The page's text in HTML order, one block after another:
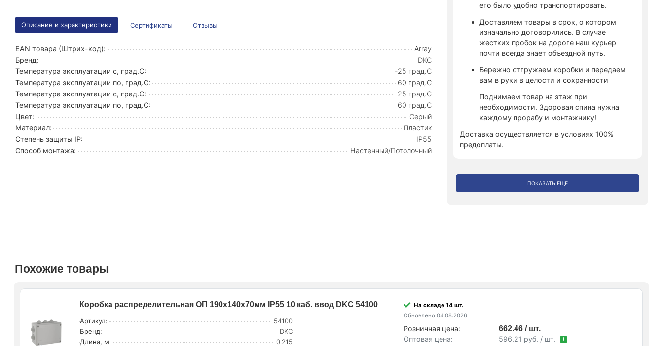
его было удобно транспортировать.
Доставляем товары в срок, о котором
изначально договорились. В случае
жестких пробок на дороге наш курьер
почти всегда знает объездной путь.
Бережно отгружаем коробки и передаем
вам в руки в целости и сохранности
Поднимаем товар на этаж при
необходимости. Здоровая спина нужна
каждому прорабу и монтажнику!
Доставка осуществляется в условиях 100%
предоплаты.
ПОКАЗАТЬ ЕЩЕ
Описание и характеристики Сертификаты Отзывы
EAN товара (Штрих-код):
Array
Бренд:
DKC
Температура эксплуатации с, град.C:
-25 град.C
Температура эксплуатации по, град.C:
60 град.C
Температура эксплуатации с, град.C:
-25 град.C
Температура эксплуатации по, град.C:
60 град.C
Цвет:
Серый
Материал:
Пластик
Степень защиты IP:
IP55
Способ монтажа:
Настенный/Потолочный
Похожие товары
Коробка распределительная ОП 190х140х70мм IP55 10 каб. ввод DKC 54100
Артикул:
54100
Бренд:
DKC
Длина, м:
0.215
На складе 14 шт.
Обновлено 04.08.2026
Розничная цена:
662.46 / шт.
Оптовая цена:
596.21 руб. / шт. !